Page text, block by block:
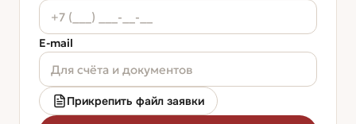
E-mail
Прикрепить файл заявки